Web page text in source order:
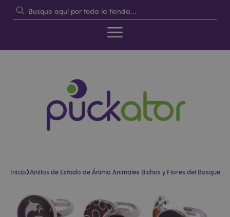
Inicio›Anillos de Estado de Ánimo Animales Bichos y Flores del Bosque
final
comienzo